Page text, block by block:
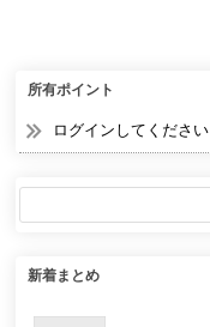
所有ポイント
ログインしてください
新着まとめ